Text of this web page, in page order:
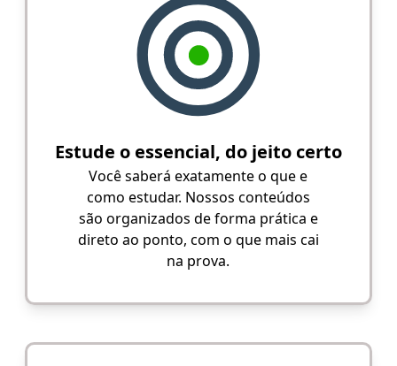
Estude o essencial, do jeito certo
Você saberá exatamente o que e
como estudar. Nossos conteúdos
são organizados de forma prática e
direto ao ponto, com o que mais cai
na prova.